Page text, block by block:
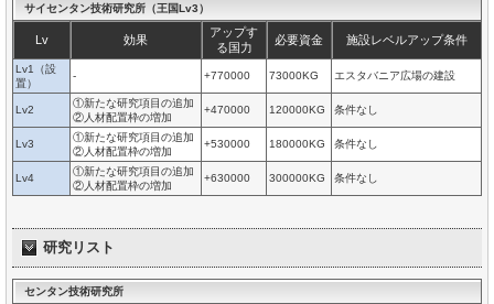
サイセンタン技術研究所（王国Lv3）
Lv 効果
アップす
る国力
必要資金 施設レベルアップ条件
Lv1（設
置）
- +770000 73000KG エスタバニア広場の建設
Lv2
①新たな研究項目の追加
②人材配置枠の増加
+470000 120000KG 条件なし
Lv3
①新たな研究項目の追加
②人材配置枠の増加
+530000 180000KG 条件なし
Lv4
①新たな研究項目の追加
②人材配置枠の増加
+630000 300000KG 条件なし
研究リスト
センタン技術研究所